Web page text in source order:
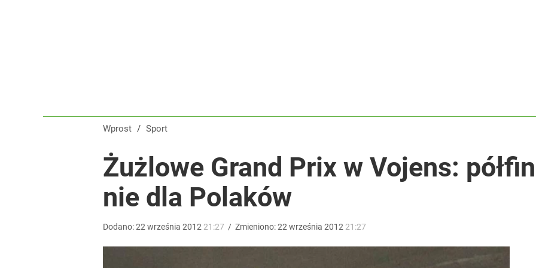
dodaj
Nawrocki ma szansę na drugą kadencję? Tak ocenili go Polacy. Sondaż dla „Wprost”
Wprost / Sport
Żużlowe Grand Prix w Vojens:
nie dla Polaków
Dodano:22 września 2012 21:27 / Zmieniono:22 września 2012 21:27